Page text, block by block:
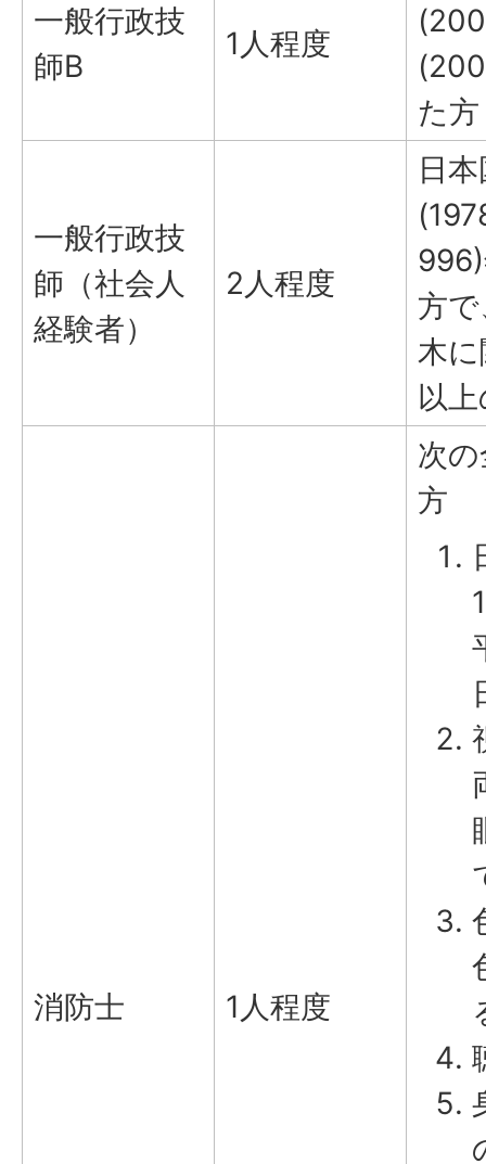
一般行政技
師B
1人程度
た方
一般行政技
師（社会人
経験者）
2人程度
日
方
木
以
消防士 1人程度
次
方